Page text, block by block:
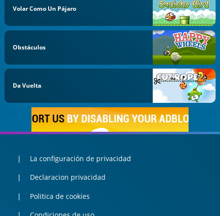
Volar Como Un Pájaro
Obstáculos
Da Vuelta
La configuración de privacidad
Declaracion privacidad
Politica de cookies